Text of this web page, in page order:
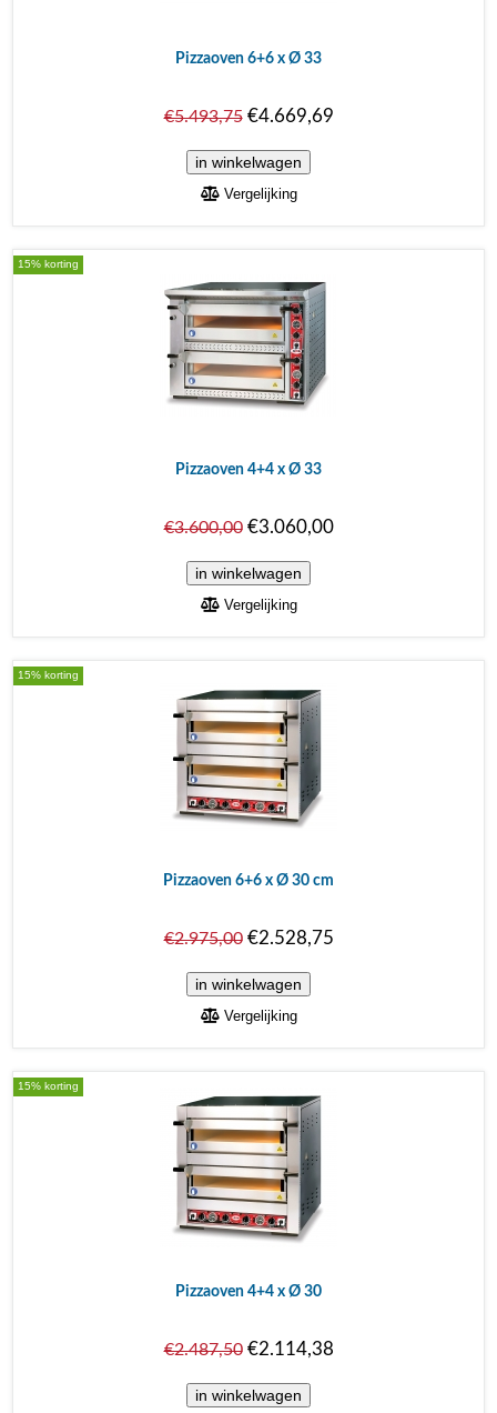
Pizzaoven 6+6 x Ø 33
€5.493,75€4.669,69
Vergelijking
15% korting
Pizzaoven 4+4 x Ø 33
€3.600,00€3.060,00
Vergelijking
15% korting
Pizzaoven 6+6 x Ø 30 cm
€2.975,00€2.528,75
Vergelijking
15% korting
Pizzaoven 4+4 x Ø 30
€2.487,50€2.114,38